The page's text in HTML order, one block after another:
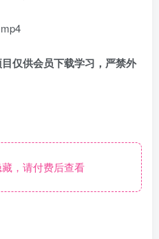
仅供会员下载学习，严禁外
，请付费后查看